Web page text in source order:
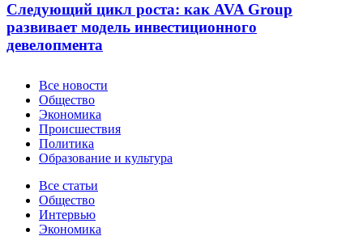
Следующий цикл роста: как AVA Group
развивает модель инвестиционного
девелопмента
Новости
Все новости
Общество
Экономика
Происшествия
Политика
Образование и культура
Статьи
Все статьи
Общество
Интервью
Экономика